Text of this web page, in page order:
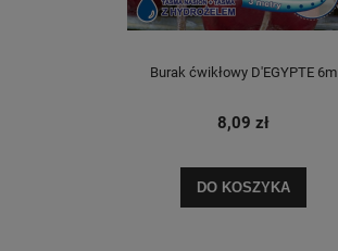
Burak ćwikłowy D'EGYPTE 6m
8,09 zł
DO KOSZYKA